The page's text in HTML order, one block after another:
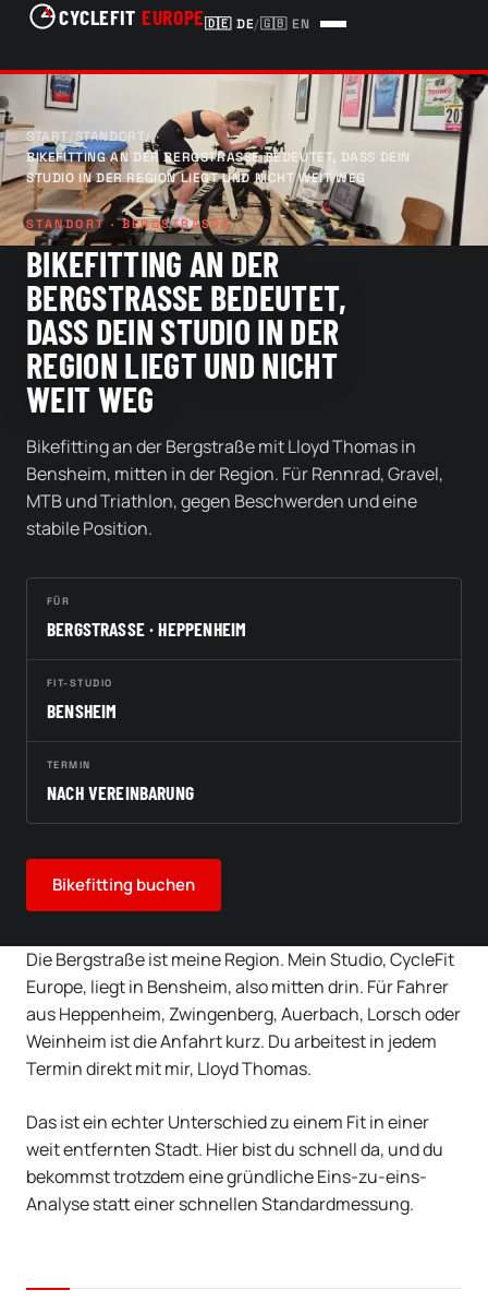
CYCLEFIT EUROPE🇩🇪 DE/🇬🇧 EN
START/ STANDORT /
BIKEFITTING AN DER BERGSTRASSE BEDEUTET, DASS DEIN S
TUDIO IN DER REGION LIEGT UND NICHT WEIT WEG
STANDORT · BERGSTRASSE
BIKEFITTING AN DER
BERGSTRASSE BEDEUTET, D
ASS DEIN STUDIO IN DER R
EGION LIEGT UND NICHT W
EIT WEG
Bikefitting an der Bergstraße mit Lloyd Thomas in
Bensheim, mitten in der Region. Für Rennrad, Gravel,
MTB und Triathlon, gegen Beschwerden und eine
stabile Position.
FÜR
BERGSTRASSE · HEPPENHEIM
FIT-STUDIO
BENSHEIM
TERMIN
NACH VEREINBARUNG
Bikefitting buchen
Die Bergstraße ist meine Region. Mein Studio, CycleFit
Europe, liegt in Bensheim, also mitten drin. Für Fahrer
aus Heppenheim, Zwingenberg, Auerbach, Lorsch oder
Weinheim ist die Anfahrt kurz. Du arbeitest in jedem
Termin direkt mit mir, Lloyd Thomas.
Das ist ein echter Unterschied zu einem Fit in einer
weit entfernten Stadt. Hier bist du schnell da, und du
bekommst trotzdem eine gründliche Eins-zu-eins-
Analyse statt einer schnellen Standardmessung.